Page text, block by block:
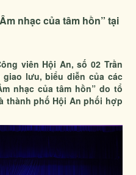
nhạc của tâm hồn” tại
viên Hội An, số 02 Trần
lưu, biểu diễn của các
nhạc của tâm hồn” do tổ
thành phố Hội An phối hợp